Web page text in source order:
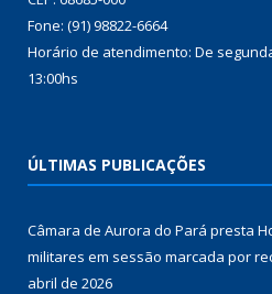
Fone: (91) 98822-6664
Horário de atendimento: De
13:00hs
ÚLTIMAS PUBLICAÇÕES
Câmara de Aurora do Pará presta
militares em sessão marcada por
abril de 2026